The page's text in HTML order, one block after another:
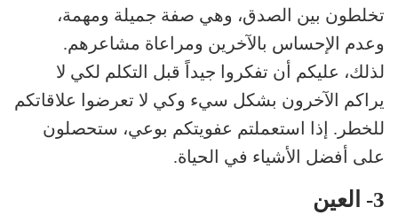
تخلطون بين الصدق، وهي صفة جميلة ومهمة،
وعدم الإحساس بالآخرين ومراعاة مشاعرهم.
لذلك، عليكم أن تفكروا جيداً قبل التكلم لكي لا
يراكم الآخرون بشكل سيء وكي لا تعرضوا علاقاتكم
للخطر. إذا استعملتم عفويتكم بوعي، ستحصلون
على أفضل الأشياء في الحياة.
3- العين